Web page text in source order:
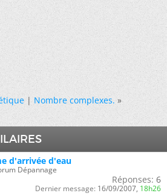
|Nombre complexes. »
d'arrivée d'eau
Dépannage
Réponses: 6
Dernier message: 16/09/2007, 18h26